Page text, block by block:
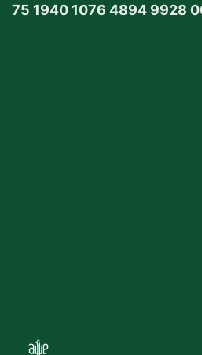
75 1940 1076 4894 9928